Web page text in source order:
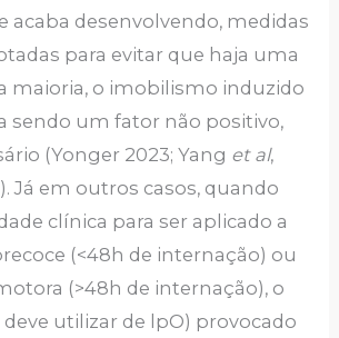
acaba desenvolvendo, medidas
para evitar que haja uma
maioria, o imobilismo induzido
sendo um fator não positivo,
(Yonger 2023; Yang et al,
Já em outros casos, quando
clínica para ser aplicado a
(<48h de internação) ou
(>48h de internação), o
utilizar de lpO) provocado